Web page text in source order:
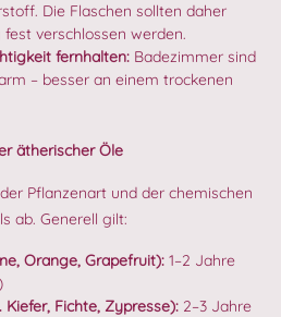
Die Flaschen sollten daher
verschlossen werden.
fernhalten: Badezimmer sind
– besser an einem trockenen
ätherischer Öle
Pflanzenart und der chemischen
ab. Generell gilt:
Orange, Grapefruit): 1–2 Jahre
Kiefer, Fichte, Zypresse): 2–3 Jahre